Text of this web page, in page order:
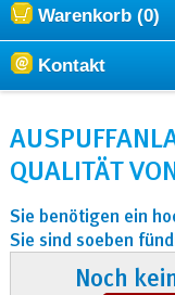
Warenkorb (0)
Kontakt
QUALITÄT
Sie benötigen ein
Sie sind soeben
Noch